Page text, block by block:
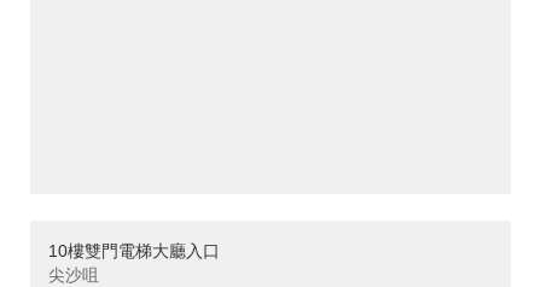
10樓雙門電梯大廳入口
尖沙咀